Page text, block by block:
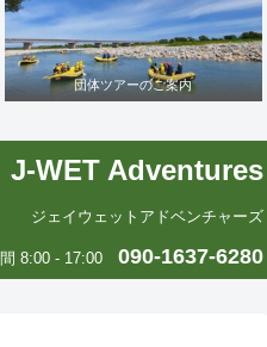
団体ツアーのご案内
J-WET Adventures
ジェイウェットアドベンチャーズ
8:00 - 17:00 090-1637-6280